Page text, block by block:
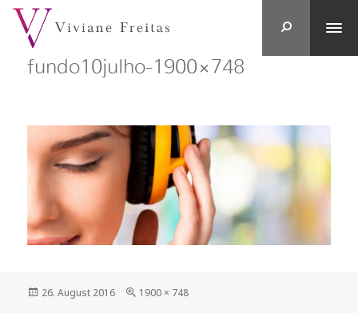
fundo10julho-1900×748
Veröffentlicht
26. August 2016
in
1900 × 748